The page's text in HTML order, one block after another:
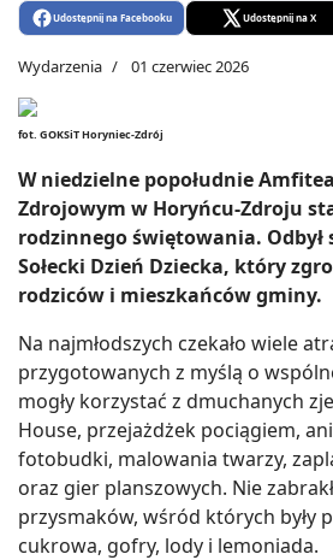
Udostępnij na Facebooku Udostępnij na X
Wydarzenia 01 czerwiec 2026
fot. GOKSiT Horyniec-Zdrój
W niedzielne popołudnie
Zdrojowym w Horyńcu-Zdroju
rodzinnego świętowania. Odbył
Sołecki Dzień Dziecka, który
rodziców i mieszkańców gminy.
Na najmłodszych czekało wiele
przygotowanych z myślą o
mogły korzystać z dmuchanych
House, przejażdżek pociągiem,
fotobudki, malowania twarzy,
oraz gier planszowych. Nie
przysmaków, wśród których były
cukrowa, gofry, lody i lemoniada.